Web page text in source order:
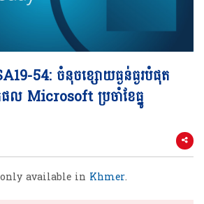
54: ចំនុចខ្សោយធ្ងន់ធ្ងរបំផុត
Microsoft ប្រចាំខែធ្នូ
available in Khmer.